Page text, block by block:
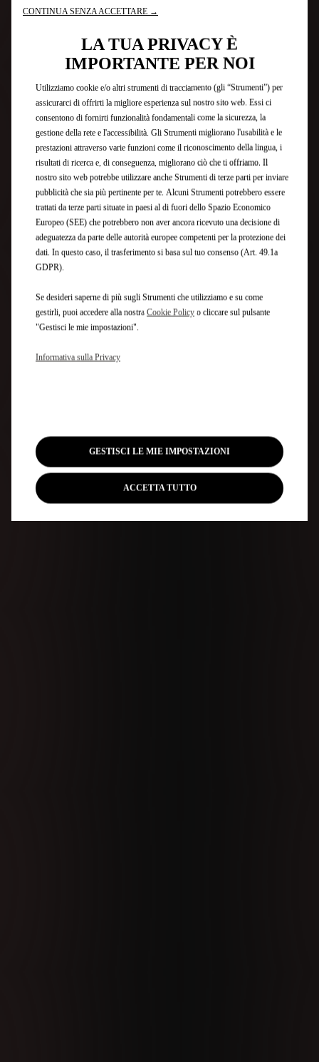
CONTINUA SENZA ACCETTARE →
LA TUA PRIVACY È
IMPORTANTE PER NOI
Utilizziamo cookie e/o altri strumenti di tracciamento (gli “Strumenti”) per
assicurarci di offrirti la migliore esperienza sul nostro sito web. Essi ci
consentono di fornirti funzionalità fondamentali come la sicurezza, la
gestione della rete e l'accessibilità. Gli Strumenti migliorano l'usabilità e le
prestazioni attraverso varie funzioni come il riconoscimento della lingua, i
risultati di ricerca e, di conseguenza, migliorano ciò che ti offriamo. Il
nostro sito web potrebbe utilizzare anche Strumenti di terze parti per inviare
pubblicità che sia più pertinente per te. Alcuni Strumenti potrebbero essere
trattati da terze parti situate in paesi al di fuori dello Spazio Economico
Europeo (SEE) che potrebbero non aver ancora ricevuto una decisione di
adeguatezza da parte delle autorità europee competenti per la protezione dei
dati. In questo caso, il trasferimento si basa sul tuo consenso (Art. 49.1a
GDPR).
Se desideri saperne di più sugli Strumenti che utilizziamo e su come
gestirli, puoi accedere alla nostra Cookie Policy o cliccare sul pulsante
"Gestisci le mie impostazioni".
Informativa sulla Privacy
GESTISCI LE MIE IMPOSTAZIONI
ACCETTA TUTTO